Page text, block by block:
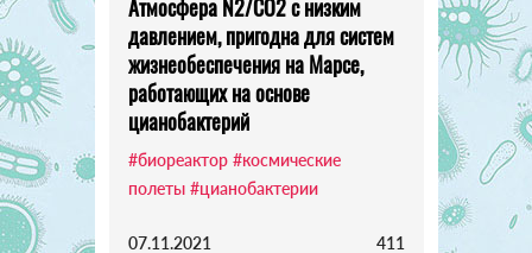
Атмосфера N2/CO2 с низким
давлением, пригодна для систем
жизнеобеспечения на Марсе,
работающих на основе
цианобактерий
#биореактор #космические
полеты #цианобактерии
07.11.2021 411